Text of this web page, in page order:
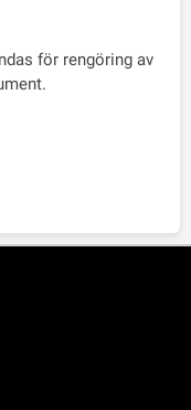
för rengöring av